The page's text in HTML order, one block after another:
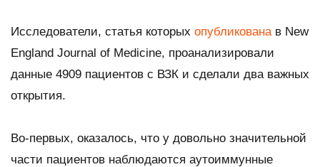
Исследователи, статья которых опубликована в New
England Journal of Medicine, проанализировали
данные 4909 пациентов с ВЗК и сделали два важных
открытия.
Во-первых, оказалось, что у довольно значительной
части пациентов наблюдаются аутоиммунные